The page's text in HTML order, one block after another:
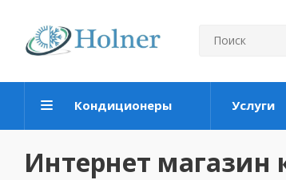
Кондиционеры Услуги
Интернет магазин